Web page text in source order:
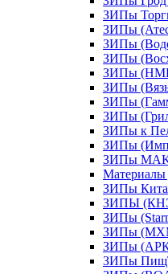
ЗИПы
ЗИПы
ЗИПы
ЗИПы
ЗИПы
ЗИПы
ЗИПы
ЗИПы
ЗИПы к
ЗИПы
ЗИПы
Материалы
ЗИПы
ЗИПЫ
ЗИПы
ЗИПы
ЗИПы
ЗИПы